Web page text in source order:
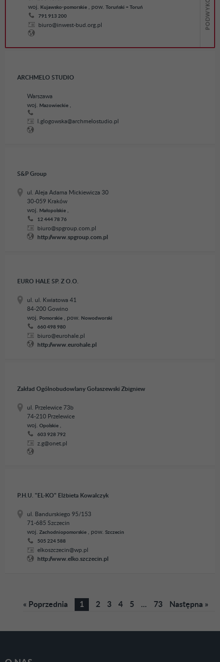
woj.
Kujawsko-pomorskie , pow. Toruński + Toruń
791 913 200
biuro@inwest-bud.org.pl
ARCHMELO STUDIO
Warszawa
woj. Mazowieckie ,
l.glogowska@archmelostudio.pl
S&P Group
ul. Aleja Adama Mickiewicza 30
30-059 Kraków
woj.
Małopolskie
12 444 78 76
biuro@spgroup.com.pl
http://www.spgroup.com.pl
EURO HALE SP. Z O.O.
ul. ul. Kwiatowa 41
84-200 Gowino
woj.
Pomorskie , pow.
Nowodworski
660 498 980
biuro@eurohale.pl
http://www.eurohale.pl
Zakład Ogólnobudowlany Gołaszewski Zbigniew
ul. Przelewice 73b
74-210 Przelewice
woj. Opolskie
603 928 792
z.g@onet.pl
P.H.U. "EL-KO" Elżbieta Kowalczyk
ul. Bandurskiego 95/153
71-685 Szczecin
woj. Zachodniopomorskie , pow. Szczecin
505 224 588
elkoszczecin@wp.pl
http://www.elko.szczecin.pl
« Poprzednia 1 2 3 4 5 ... 73 Następna »